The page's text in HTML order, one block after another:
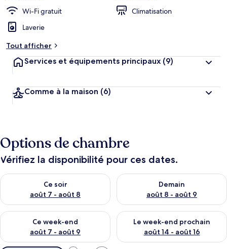
n
x
n
o
é
s
p
Wi-Fi gratuit
Climatisation
Laverie
Tout afficher
Services et équipements principaux (9)
Comme à la maison (6)
Options de chambre
Vérifiez la disponibilité pour ces dates.
Ce soir
août 7 - août 8
Vérifier la disponibilité pour ce soir août 7 - août 8
Demain
août 8 - août 9
Vérifier la disponibilité pour
Ce week-end
août 7 - août 9
Vérifier la disponibilité pour ce week-end août 7 - août 9
Le week-end prochain
août 14 - août 16
Vérifier la disponibilité pour